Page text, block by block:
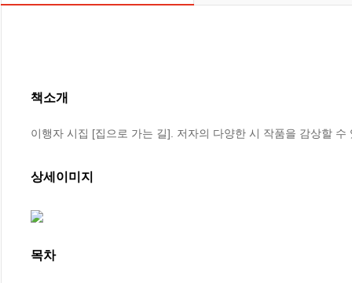
책소개
이행자 시집 [집으로 가는 길]. 저자의 다양한 시 작품을 감상할 수
상세이미지
목차